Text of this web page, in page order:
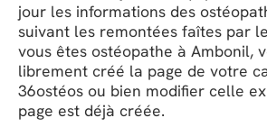
jour les informations des
suivant les remontées faîtes par
vous êtes ostéopathe à Ambonil,
librement créé la page de votre
36ostéos ou bien modifier celle
page est déjà créée.